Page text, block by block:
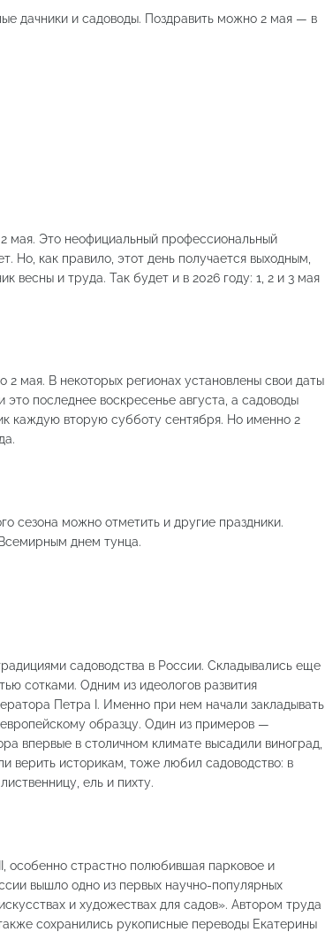
дачники и садоводы. Поздравить можно 2 мая — в
мая. Это неофициальный профессиональный
Но, как правило, этот день получается выходным,
весны и труда. Так будет и в 2026 году: 1, 2 и 3 мая
мая. В некоторых регионах установлены свои даты
последнее воскресенье августа, а садоводы
каждую вторую субботу сентября. Но именно 2
сезона можно отметить и другие праздники.
днем тунца.
садоводства в России. Складывались еще
сотками. Одним из идеологов развития
Петра I. Именно при нем начали закладывать
образцу. Один из примеров —
впервые в столичном климате высадили виноград,
верить историкам, тоже любил садоводство: в
ель и пихту.
особенно страстно полюбившая парковое и
вышло одно из первых научно-популярных
и художествах для садов». Автором труда
сохранились рукописные переводы Екатерины